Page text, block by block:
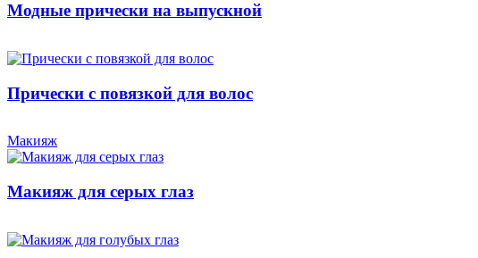
Модные прически на выпускной
Прически с повязкой для волос
Макияж
Макияж для серых глаз